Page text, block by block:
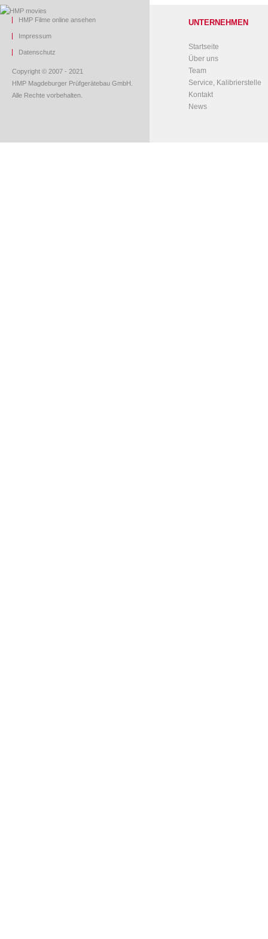
HMP Filme online ansehen
Impressum
Datenschutz
Copyright © 2007 - 2021
HMP Magdeburger Prüfgerätebau GmbH.
Alle Rechte vorbehalten.
UNTERNEHMEN
Startseite
Über uns
Team
Service, Kalibrierstelle
Kontakt
News